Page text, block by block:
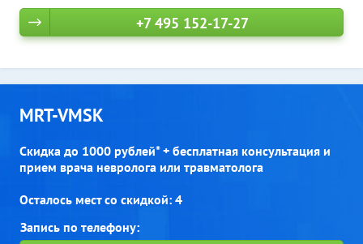
+7 495 152-17-27
MRT-VMSK
Скидка до 1000 рублей* + бесплатная консультация и
прием врача невролога или травматолога
Осталось мест со скидкой: 4